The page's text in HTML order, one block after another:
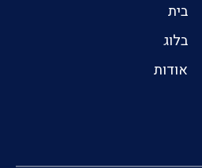
בית
בלוג
אודות